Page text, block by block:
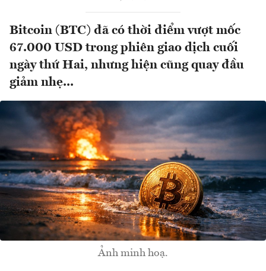
Bitcoin (BTC) đã có thời điểm vượt mốc
67.000 USD trong phiên giao dịch cuối
ngày thứ Hai, nhưng hiện cũng quay đầu
giảm nhẹ...
Ảnh minh hoạ.